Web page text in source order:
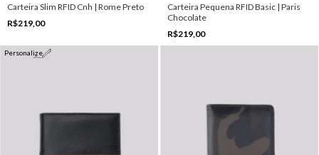
Carteira Slim RFID Cnh | Rome Preto
R$219,00
Carteira Pequena RFID Basic | Paris
Chocolate
R$219,00
Personalize